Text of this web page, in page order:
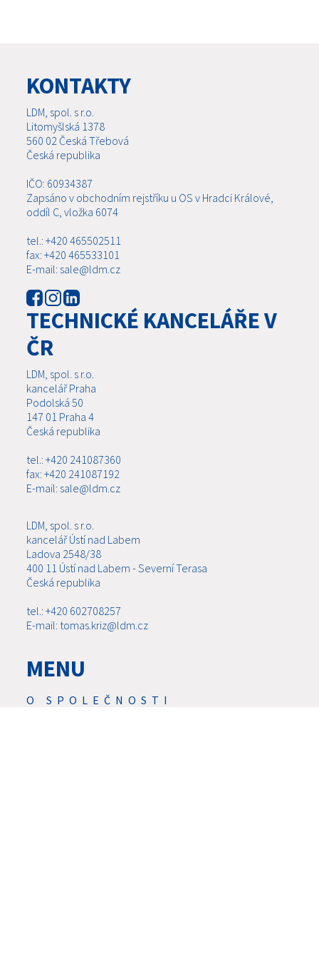
KONTAKTY
LDM, spol. s r.o.
Litomyšlská 1378
560 02 Česká Třebová
Česká republika
IČO: 60934387
Zapsáno v obchodním rejstříku u OS v Hradci Králové,
oddíl C, vložka 6074
tel.: +420 465502511
fax: +420 465533101
E-mail: sale@ldm.cz
TECHNICKÉ KANCELÁŘE V
ČR
LDM, spol. s r.o.
kancelář Praha
Podolská 50
147 01 Praha 4
Česká republika
tel.: +420 241087360
fax: +420 241087192
E-mail: sale@ldm.cz
LDM, spol. s r.o.
kancelář Ústí nad Labem
Ladova 2548/38
400 11 Ústí nad Labem - Severní Terasa
Česká republika
tel.: +420 602708257
E-mail: tomas.kriz@ldm.cz
MENU
O SPOLEČNOSTI